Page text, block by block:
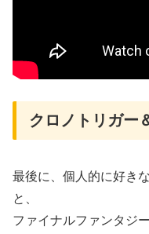
クロノトリガー
最後に、個人的に好き
と、
ファイナルファンタジ